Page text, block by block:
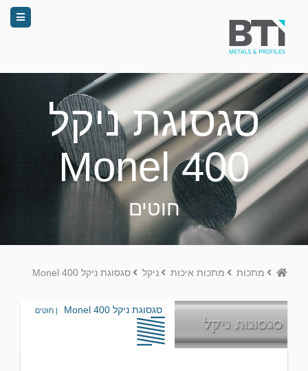
סגסוגת ניקל
Monel 400
חוטים
Homeמתכות מתכות איכות ניקל סגסוגת ניקל Monel 400
סגסוגת ניקל Monel 400 | חוטים